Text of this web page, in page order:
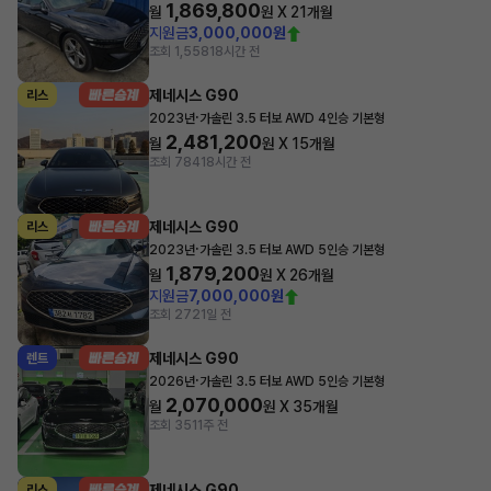
월 1,869,800원 X 21개월
지원금3,000,000원
조회 1,55818시간 전
리스 제네시스 G90
2023년·가솔린 3.5 터보 AWD 4인승 기본형
월 2,481,200원 X 15개월
조회 78418시간 전
리스 제네시스 G90
2023년·가솔린 3.5 터보 AWD 5인승 기본형
월 1,879,200원 X 26개월
지원금7,000,000원
조회 2721일 전
렌트 제네시스 G90
2026년·가솔린 3.5 터보 AWD 5인승 기본형
월 2,070,000원 X 35개월
조회 351 1주 전